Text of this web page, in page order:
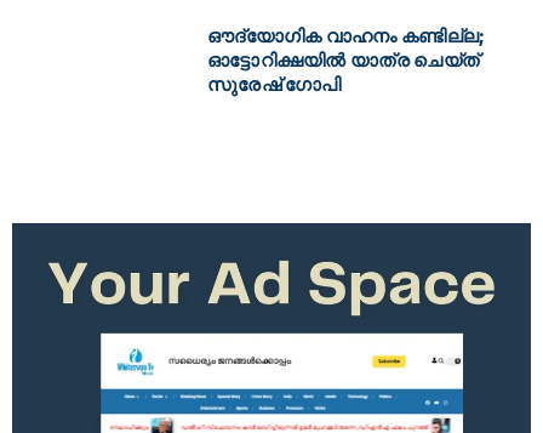
ഔദ്യോഗിക വാഹനം കണ്ടില്ല;
ഓട്ടോറിക്ഷയിൽ യാത്ര ചെയ്ത്
സുരേഷ് ഗോപി